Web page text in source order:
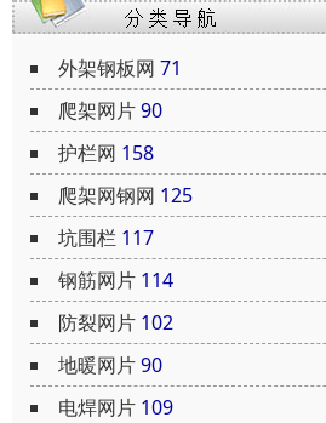
外架钢板网 71
爬架网片90
护栏网 158
爬架网钢网 125
坑围栏 117
钢筋网片 114
防裂网片 102
地暖网片90
电焊网片 109